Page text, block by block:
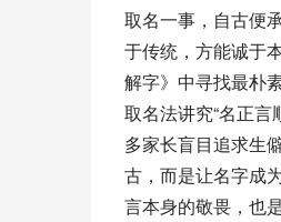
取名一事，自古便
于传统，方能诚于
解字》中寻找最朴
取名法讲究“名正
多家长盲目追求生
古，而是让名字成
言本身的敬畏，也